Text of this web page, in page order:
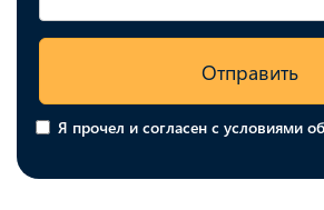
Отправить
Я прочел и согласен с условиями